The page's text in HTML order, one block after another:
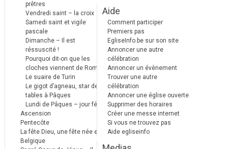
prêtres
Vendredi saint – la croix
Samedi saint et vigile
pascale
Dimanche – Il est
réssuscité !
Pourquoi dit-on que les
cloches viennent de Rome ?
Le suaire de Turin
Le gigot d’agneau, star des
tables à Pâques
Lundi de Pâques – jour férié
Ascension
Pentecôte
La fête Dieu, une fête née en
Belgique
Aide
Comment participer
Premiers pas
EgliseInfo.be sur son site
Annoncer une autre
célébration
Annoncer un évènement
Trouver une autre
célébration
Annoncer une église ouverte
Supprimer des horaires
Créer une messe internet
Si vous ne trouvez pas
Aide egliseinfo